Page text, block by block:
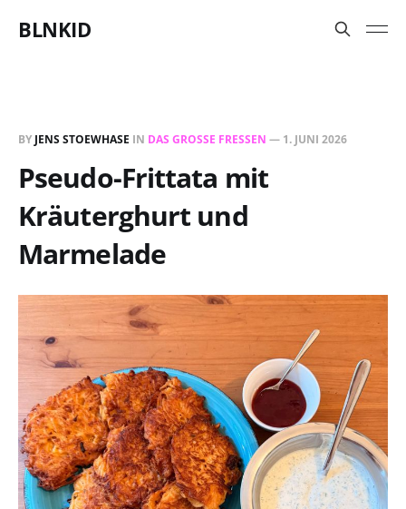
BLNKID
BY JENS STOEWHASE IN DAS GROSSE FRESSEN — 1. JUNI 2026
Pseudo-Frittata mit
Kräuterghurt und
Marmelade